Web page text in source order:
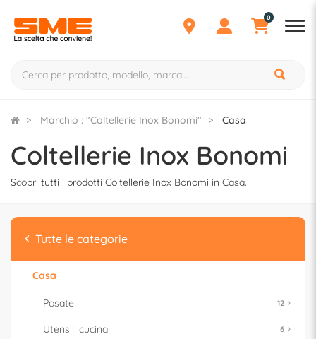
0
Marchio : "Coltellerie Inox Bonomi" Casa
Coltellerie Inox Bonomi
Scopri tutti i prodotti Coltellerie Inox Bonomi in Casa.
Tutte le categorie
Casa
12
Posate
6
Utensili cucina